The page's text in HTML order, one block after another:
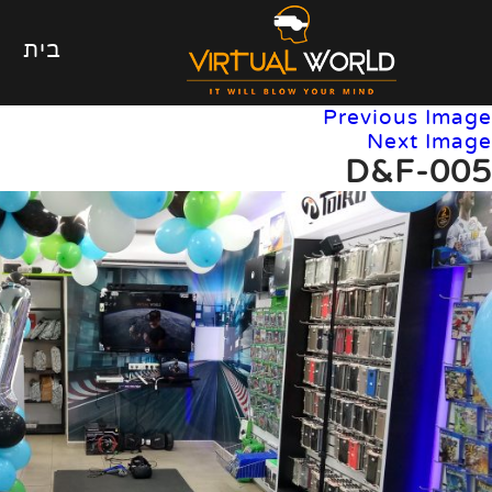
בית
Previous Image
Next Image
D&F-005